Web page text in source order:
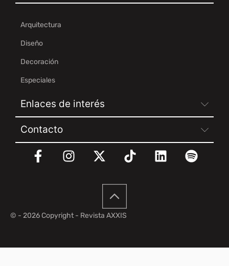
Arquitectura
Diseño
Decoración
Especiales
Enlaces de interés
Contacto
© - 2026 Copyright - Revista AXXIS